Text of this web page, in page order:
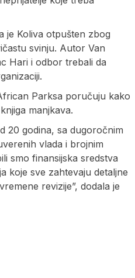
je Koliva otpušten zbog
svinju. Autor Van
Hari i odbor trebali da
Parksa poručuju kako
manjkava.
20 godina, sa dugoročnim
vlada i brojnim
smo finansijska sredstva
koje sve zahtevaju detaljne
revizije”, dodala je